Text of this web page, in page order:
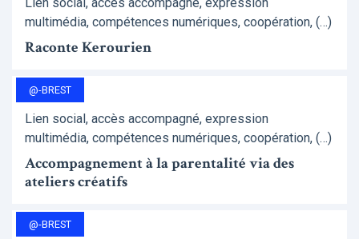
Lien social, accès accompagné, expression
multimédia, compétences numériques, coopération, (…)
Raconte Kerourien
@-BREST
Lien social, accès accompagné, expression
multimédia, compétences numériques, coopération, (…)
Accompagnement à la parentalité via des
ateliers créatifs
@-BREST